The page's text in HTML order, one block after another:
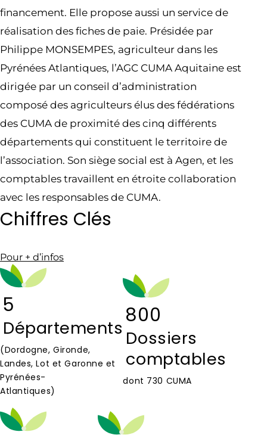
financement. Elle propose aussi un service de
réalisation des fiches de paie. Présidée par
Philippe MONSEMPES, agriculteur dans les
Pyrénées Atlantiques, l’AGC CUMA Aquitaine est
dirigée par un conseil d’administration
composé des agriculteurs élus des fédérations
des CUMA de proximité des cinq différents
départements qui constituent le territoire de
l’association. Son siège social est à Agen, et les
comptables travaillent en étroite collaboration
avec les responsables de CUMA.
Chiffres Clés
Pour + d’infos
5
Départements
(Dordogne, Gironde,
Landes, Lot et Garonne et
Pyrénées-
Atlantiques)
800
Dossiers
comptables
dont 730 CUMA